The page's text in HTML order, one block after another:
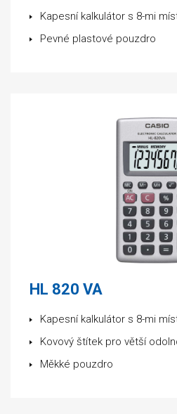
Kapesní kalkulátor s 8-mi
Pevné plastové pouzdro
HL 820 VA
Kapesní kalkulátor s 8-mi
Kovový štítek pro větší
Měkké pouzdro